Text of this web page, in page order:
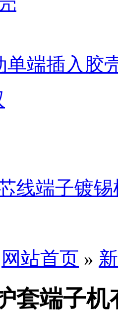
单端插入胶
线端子镀锡
网站首页 »
套端子